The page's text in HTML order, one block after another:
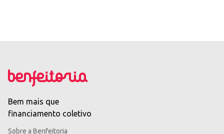
Bem mais que
financiamento coletivo
Sobre a Benfeitoria